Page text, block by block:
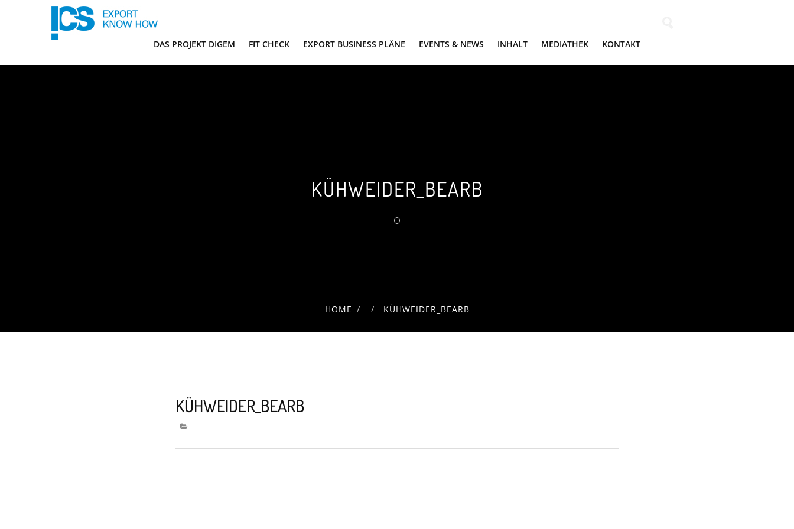
DAS PROJEKT DIGEM FIT CHECK EXPORT BUSINESS PLÄNE EVENTS & NEWS INHALT MEDIATHEK KONTAKT
KÜHWEIDER_BEARB
HOME KÜHWEIDER_BEARB
KÜHWEIDER_BEARB